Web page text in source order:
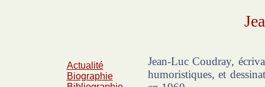
Actualité
Biographie
Jean-Luc Coudray,
humoristiques, et